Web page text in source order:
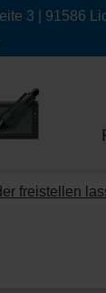
3 | 91586
freistellen